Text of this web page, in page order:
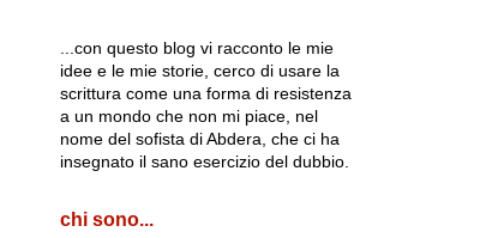
...con questo blog vi racconto le mie
idee e le mie storie, cerco di usare la
scrittura come una forma di resistenza
a un mondo che non mi piace, nel
nome del sofista di Abdera, che ci ha
insegnato il sano esercizio del dubbio.
chi sono...